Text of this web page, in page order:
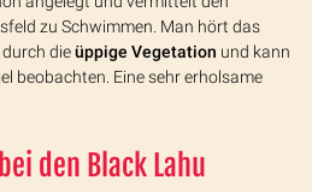
zu Schwimmen. Man hört das
dieüppige Vegetation und kann
beobachten. Eine sehr erholsame
den Black Lahu